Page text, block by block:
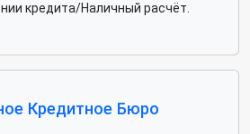
кредита/Наличный расчёт.
Кредитное Бюро